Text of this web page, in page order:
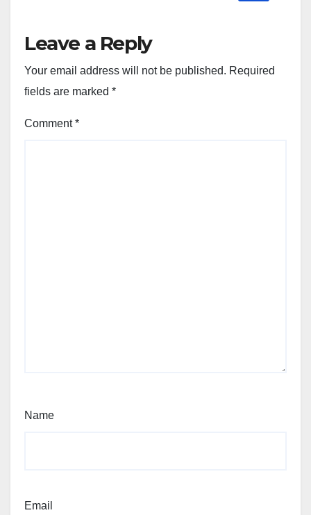
Leave a Reply
Your email address will not be published. Required
fields are marked *
Comment*
Name
Email